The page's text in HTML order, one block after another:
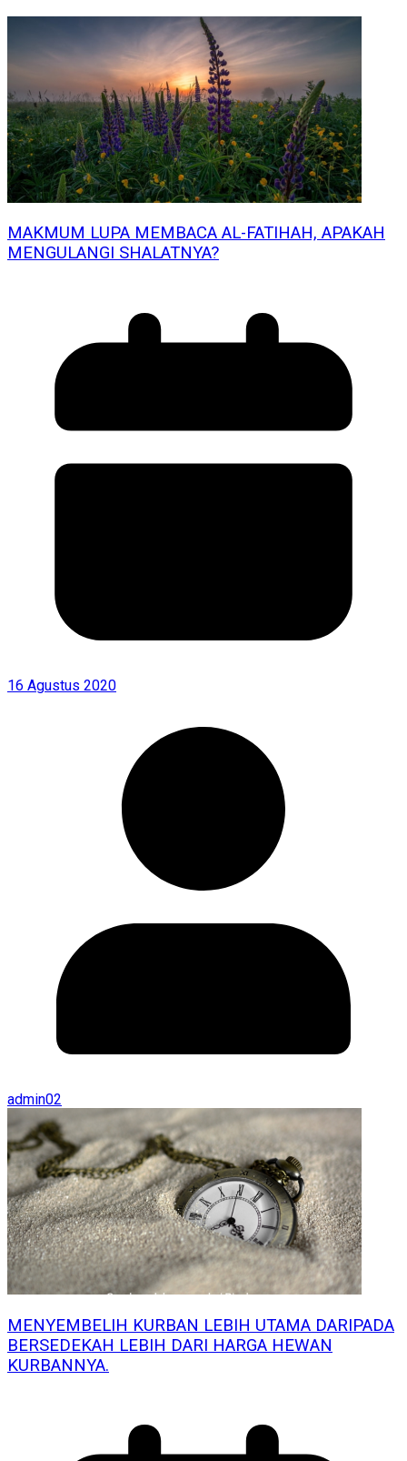
MAKMUM LUPA MEMBACA AL-FATIHAH, APAKAH
MENGULANGI SHALATNYA?
16 Agustus 2020
admin02
MENYEMBELIH KURBAN LEBIH UTAMA DARIPADA
BERSEDEKAH LEBIH DARI HARGA HEWAN
KURBANNYA.